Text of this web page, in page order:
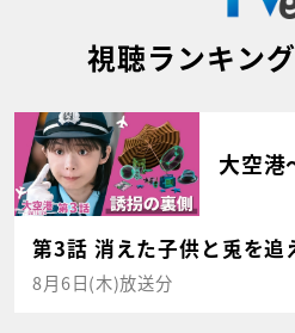
視聴ランキング
大空港
第3話 消えた子供と兎を追
8月6日(木)放送分